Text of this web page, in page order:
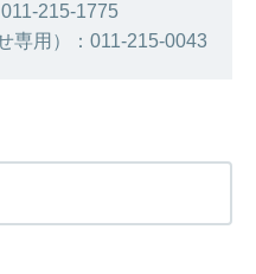
215-1775
専用）：011-215-0043